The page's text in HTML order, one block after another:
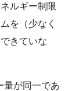
ルギー制限
を（少なく
きていな
が同一であ